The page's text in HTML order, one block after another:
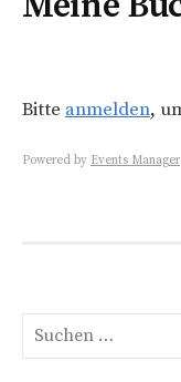
Bitte anmelden,
Powered by Events Manager
Suche
nach: